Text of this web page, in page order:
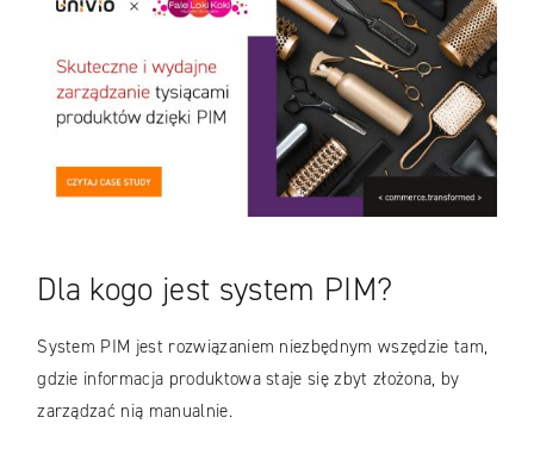
Dla kogo jest system PIM?
System PIM jest rozwiązaniem niezbędnym wszędzie tam,
gdzie informacja produktowa staje się zbyt złożona, by
zarządzać nią manualnie.